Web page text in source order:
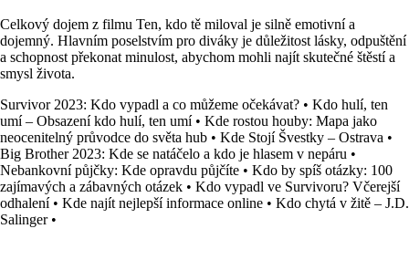
Celkový dojem z filmu Ten, kdo tě miloval je silně emotivní a
dojemný. Hlavním poselstvím pro diváky je důležitost lásky, odpuštění
a schopnost překonat minulost, abychom mohli najít skutečné štěstí a
smysl života.
Survivor 2023: Kdo vypadl a co můžeme očekávat? • Kdo hulí, ten
umí – Obsazení kdo hulí, ten umí• Kde rostou houby: Mapa jako
neocenitelný průvodce do světa hub • Kde Stojí Švestky – Ostrava •
Big Brother 2023: Kde se natáčelo a kdo je hlasem v nepáru •
Nebankovní půjčky: Kde opravdu půjčíte • Kdo by spíš otázky: 100
zajímavých a zábavných otázek • Kdo vypadl ve Survivoru? Včerejší
odhalení• Kde najít nejlepší informace online • Kdo chytá v žitě – J.D.
Salinger•